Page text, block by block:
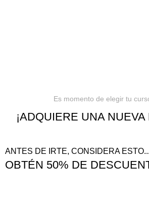
Es momento de elegir tu
¡ADQUIERE UNA
ANTES DE IRTE, CONSIDERA ESTO...
OBTÉN 50% DE